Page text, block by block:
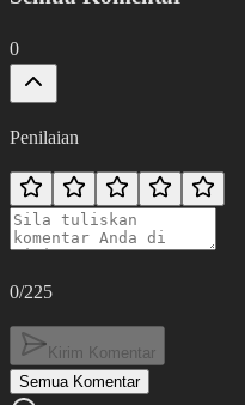
0
Penilaian
0/225
Kirim Komentar
Semua Komentar